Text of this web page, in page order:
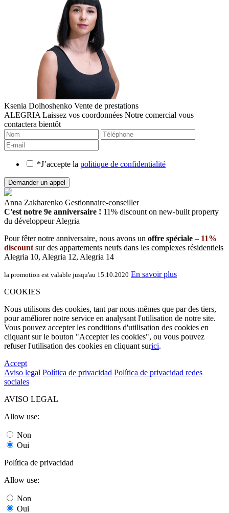
Ksenia Dolhoshenko Vente de prestations
ALEGRIA Laissez vos coordonnées Notre comercial vous
contactera bientôt
*J’accepte la politique de confidentialité
Anna Zakharenko Gestionnaire-conseiller
C'est notre 9e anniversaire ! 11% discount on new-built property
du développeur Alegria
Pour fêter notre anniversaire, nous avons un offre spéciale – 11%
discount sur des appartements neufs dans les complexes résidentiels
Alegria 10, Alegria 12, Alegria 14
la promotion est valable jusqu'au 15.10.2020 En savoir plus
COOKIES
Nous utilisons des cookies, tant par nous-mêmes que par des tiers,
pour améliorer notre service en analysant l'utilisation de notre site.
Vous pouvez accepter les conditions d'utilisation des cookies en
cliquant sur le bouton "Accepter les cookies", ou vous pouvez
refuser l'utilisation des cookies en cliquant surici.
Accept
Aviso legal Política de privacidad Política de privacidad redes
sociales
AVISO LEGAL
Allow use:
Non
Oui
Política de privacidad
Allow use:
Non
Oui